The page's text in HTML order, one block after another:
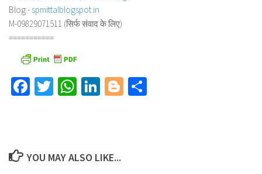
Blog:- spmittalblogspot.in
M-09829071511 (सिर्फ संवाद के लिए)
===========
Facebook
TwitterWhatsApp
LinkedIn
Blogger
YOU MAY ALSO LIKE...